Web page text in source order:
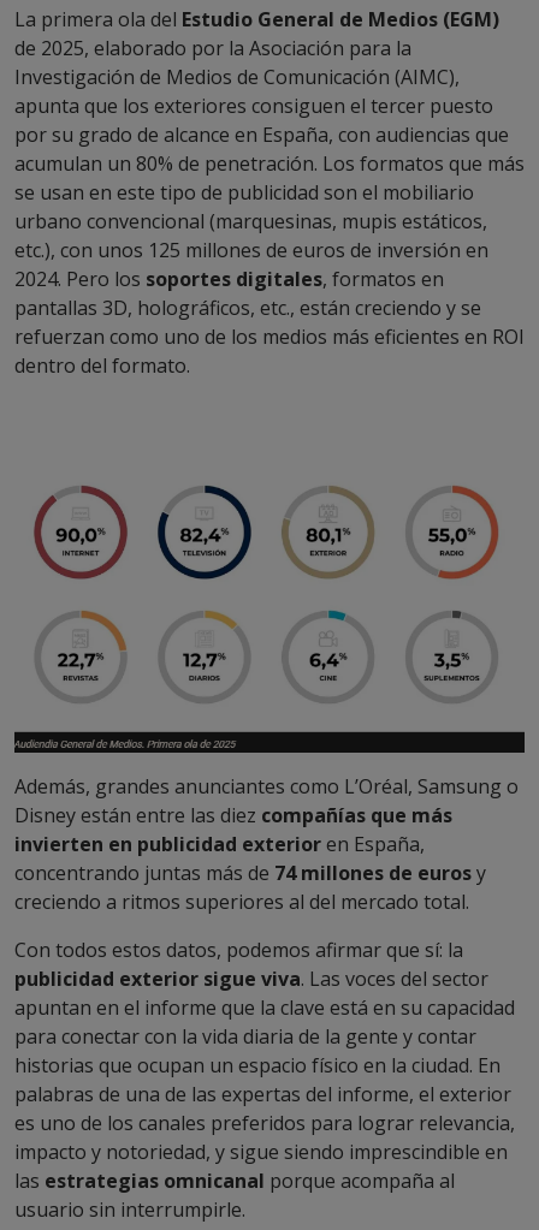
La primera ola del Estudio General de Medios (EGM)
de 2025, elaborado por la Asociación para la
Investigación de Medios de Comunicación (AIMC),
apunta que los exteriores consiguen el tercer puesto
por su grado de alcance en España, con audiencias que
acumulan un 80% de penetración. Los formatos que más
se usan en este tipo de publicidad son el mobiliario
urbano convencional (marquesinas, mupis estáticos,
etc.), con unos 125 millones de euros de inversión en
2024. Pero los soportes digitales, formatos en
pantallas 3D, holográficos, etc., están creciendo y se
refuerzan como uno de los medios más eficientes en ROI
dentro del formato.
Además, grandes anunciantes como L’Oréal, Samsung o
Disney están entre las diez compañías que más
invierten en publicidad exterioren España,
concentrando juntas más de 74 millones de eurosy
creciendo a ritmos superiores al del mercado total.
Con todos estos datos, podemos afirmar que sí: la
publicidad exterior sigue viva. Las voces del sector
apuntan en el informe que la clave está en su capacidad
para conectar con la vida diaria de la gente y contar
historias que ocupan un espacio físico en la ciudad. En
palabras de una de las expertas del informe, el exterior
es uno de los canales preferidos para lograr relevancia,
impacto y notoriedad, y sigue siendo imprescindible en
las estrategias omnicanal porque acompaña al
usuario sin interrumpirle.